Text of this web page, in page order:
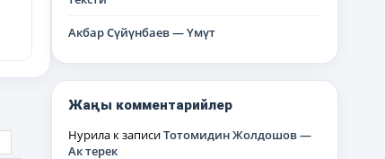
Акбар Сүйүнбаев — Үмүт
Жаңы комментарийлер
Нурила к записиТотомидин Жолдошов —
Ак терек